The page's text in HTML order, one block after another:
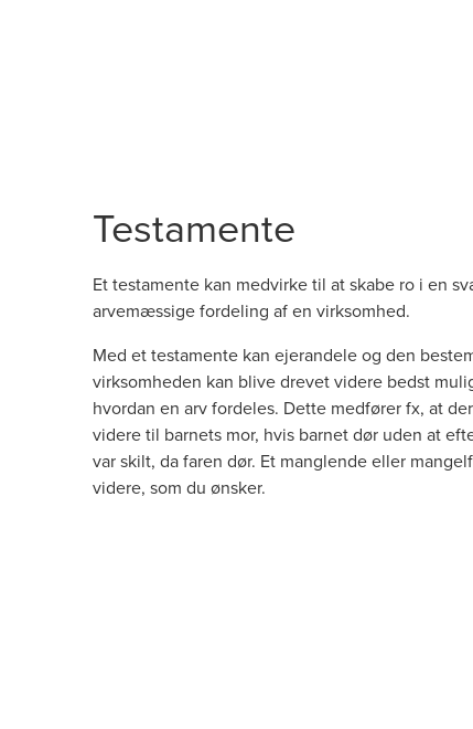
Testamente
Et testamente kan medvirke til at skabe ro i en
arvemæssige fordeling af en virksomhed.
Med et testamente kan ejerandele og den
virksomheden kan blive drevet videre bedst
hvordan en arv fordeles. Dette medfører fx, at
videre til barnets mor, hvis barnet dør uden at
var skilt, da faren dør. Et manglende eller
videre, som du ønsker.